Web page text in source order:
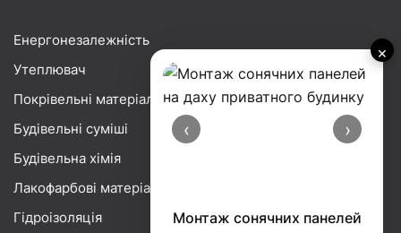
×
‹ ›
Монтаж сонячних панелей
Енергонезалежність
Утеплювач
Покрівельні матеріали
Будівельні суміші
Будівельна хімія
Лакофарбові матеріали
Гідроізоляція